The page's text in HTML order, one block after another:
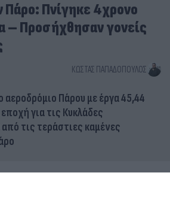
Πνίγηκε 4χρονο
– Προσήχθησαν γονείς
ΚΏΣΤΑΣ ΠΑΠΑΔΌΠΟΥΛΟΣ
αεροδρόμιο Πάρου με έργα 45,44
για τις Κυκλάδες
τις τεράστιες καμένες